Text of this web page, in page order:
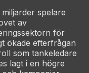
spelare
av
för
ökade efterfrågan
som tankeledare
lagt i en högre